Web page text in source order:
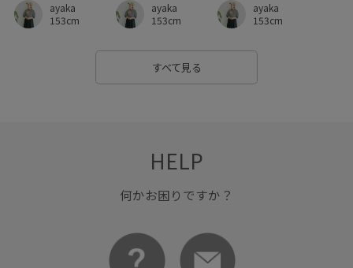
ayaka
153cm
ayaka
153cm
ayaka
153cm
すべて見る
HELP
何かお困りですか？